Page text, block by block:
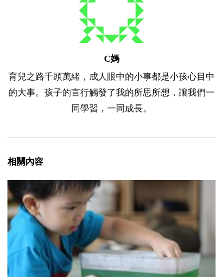
C媽
育兒之路千頭萬緒，成人眼中的小事都是小孩心目中
的大事。孩子的言行觸發了我的所思所想，讓我們一
同學習，一同成長。
相關內容